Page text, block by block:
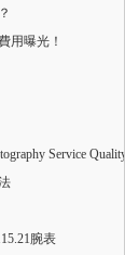
用曝光！
Service Quality
腕表